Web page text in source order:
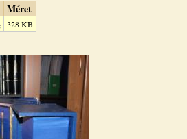
Méret
328 KB